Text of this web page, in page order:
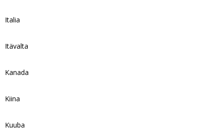
Italia
Itävalta
Kanada
Kiina
Kuuba